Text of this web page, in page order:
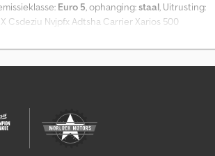
Euro 5, ophanging:staal, Uitrusting:
Csdeziu Nvjpfx Adtsha Carrier Xarios 500